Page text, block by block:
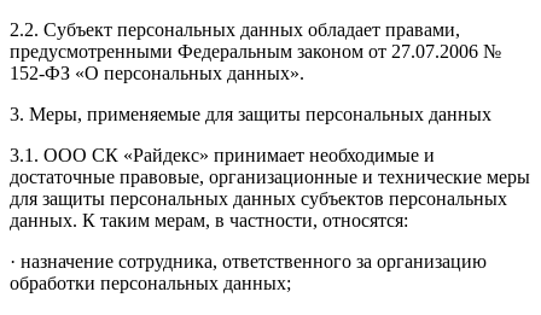
2.2. Субъект персональных данных обладает правами,
предусмотренными Федеральным законом от 27.07.2006 №
152-ФЗ «О персональных данных».
3. Меры, применяемые для защиты персональных данных
3.1. ООО СК «Райдекс» принимает необходимые и
достаточные правовые, организационные и технические меры
для защиты персональных данных субъектов персональных
данных. К таким мерам, в частности, относятся:
· назначение сотрудника, ответственного за организацию
обработки персональных данных;